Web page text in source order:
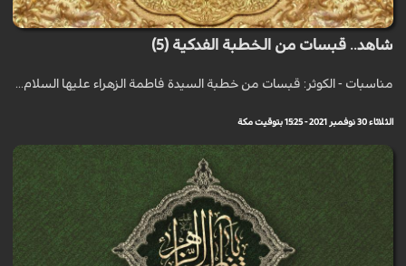
شاهد.. قبسات من الخطبة الفدكية (5)
مناسبات - الكوثر: قبسات من خطبة السيدة فاطمة الزهراء عليها السلام...
الثلاثاء 30 نوفمبر 2021 - 15:25 بتوقيت مكة